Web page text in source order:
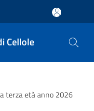
Cellole
terza età anno 2026